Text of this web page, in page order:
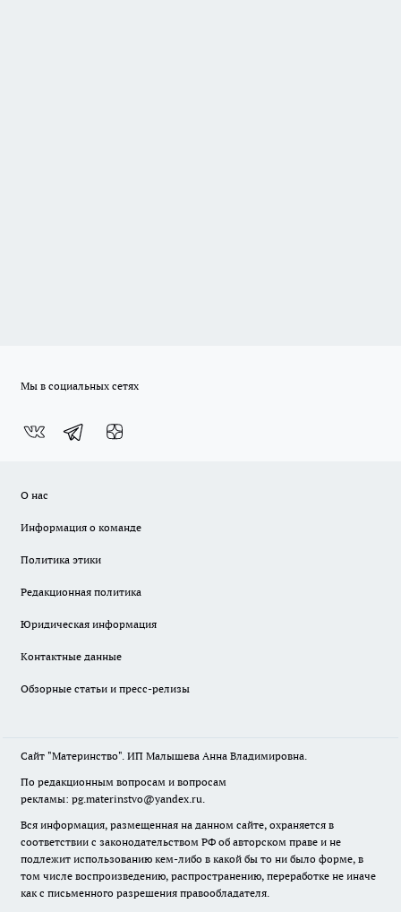
Мы в социальных сетях
О нас
Информация о команде
Политика этики
Редакционная политика
Юридическая информация
Контактные данные
Обзорные статьи и пресс-релизы
Сайт "Материнство". ИП Малышева Анна Владимировна.
По редакционным вопросам и вопросам
рекламы: pg.materinstvo@yandex.ru.
Вся информация, размещенная на данном сайте, охраняется в
соответствии с законодательством РФ об авторском праве и не
подлежит использованию кем-либо в какой бы то ни было форме, в
том числе воспроизведению, распространению, переработке не иначе
как с письменного разрешения правообладателя.